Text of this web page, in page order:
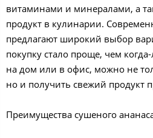
витаминами и минералами, а
продукт в кулинарии.
предлагают широкий выбор
покупку стало проще, чем
на дом или в офис, можно не
но и получить свежий продукт
Преимущества сушеного